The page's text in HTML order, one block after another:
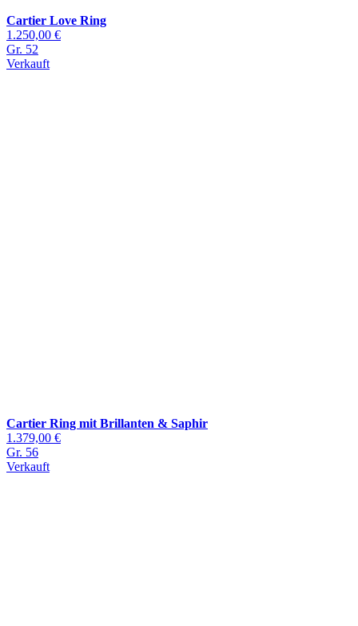
Cartier Love Ring
1.250,00 €
Gr. 52
Verkauft
Cartier Ring mit Brillanten & Saphir
1.379,00 €
Gr. 56
Verkauft